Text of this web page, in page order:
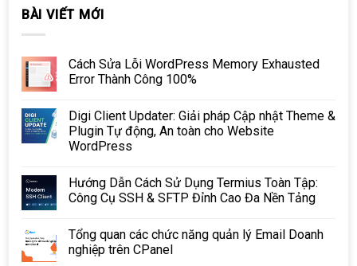
BÀI VIẾT MỚI
Cách Sửa Lỗi WordPress Memory Exhausted
Error Thành Công 100%
Digi Client Updater: Giải pháp Cập nhật Theme &
Plugin Tự động, An toàn cho Website
WordPress
Hướng Dẫn Cách Sử Dụng Termius Toàn Tập:
Công Cụ SSH & SFTP Đỉnh Cao Đa Nền Tảng
Tổng quan các chức năng quản lý Email Doanh
nghiệp trên CPanel